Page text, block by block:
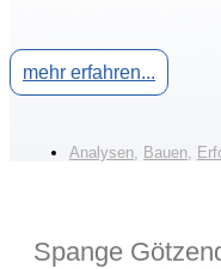
mehr erfahren...
Analysen, Bauen,
Spange